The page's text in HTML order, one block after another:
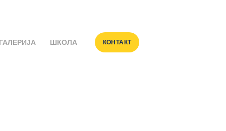
ГАЛЕРИЈА ШКОЛА КОНТАКТ